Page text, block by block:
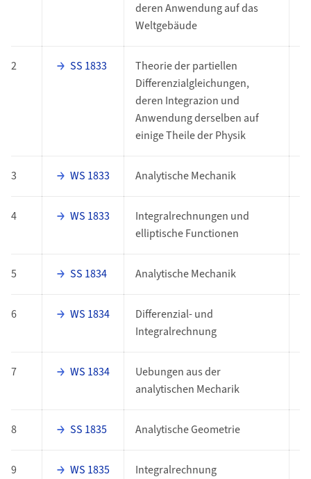
deren Anwendung auf das
Weltgebäude
2 SS 1833
Theorie der partiellen
Differenzialgleichungen,
deren Integrazion und
Anwendung derselben auf
einige Theile der Physik
3 WS 1833 Analytische Mechanik
4 WS 1833
Integralrechnungen und
elliptische Functionen
5 SS 1834 Analytische Mechanik
6 WS 1834
Differenzial- und
Integralrechnung
7 WS 1834
Uebungen aus der
analytischen Mecharik
8 SS 1835 Analytische Geometrie
9 WS 1835 Integralrechnung